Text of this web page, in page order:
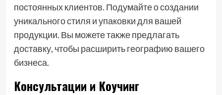
постоянных клиентов. Подумайте о создании
уникального стиля и упаковки для вашей
продукции. Вы можете также предлагать
доставку, чтобы расширить географию вашего
бизнеса.
Консультации и Коучинг